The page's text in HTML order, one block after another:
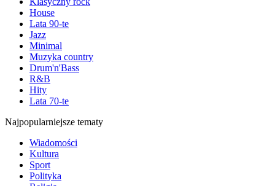
House
Lata 90-te
Jazz
Minimal
Muzyka country
Drum'n'Bass
R&B
Hity
Lata 70-te
Najpopularniejsze tematy
Wiadomości
Kultura
Sport
Polityka